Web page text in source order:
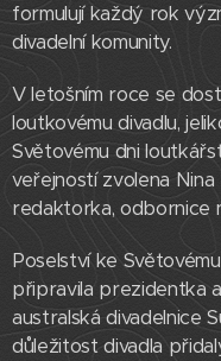
formulují každý rok
divadelní komunity.
V letošním roce se
loutkovému divadlu,
Světovému dni
veřejností zvolena
redaktorka, odbornice
Poselství ke
připravila prezidentka
australská divadelnice
důležitost divadla